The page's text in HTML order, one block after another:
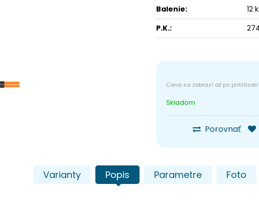
Skladom
Porovnať
Balenie:
12
P.K.:
Varianty Popis Parametre Foto